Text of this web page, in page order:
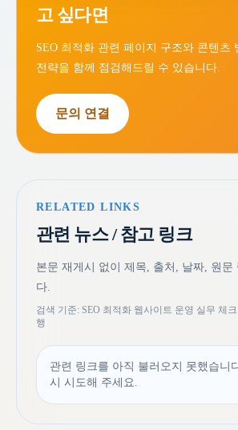
고 싶다면
SEO 최적화 관련 페이지 구조와 콘텐츠
전략을 함께 점검해드릴 수 있습니다.
문의 연결
RELATED LINKS
관련 뉴스 / 참고 링크
본문 재게시 없이 제목, 출처, 날짜, 원문
다.
검색 기준: SEO 최적화 웹사이트 운영 실무 체
행
관련 링크를 아직 불러오지 못했습니
시 시도해 주세요.